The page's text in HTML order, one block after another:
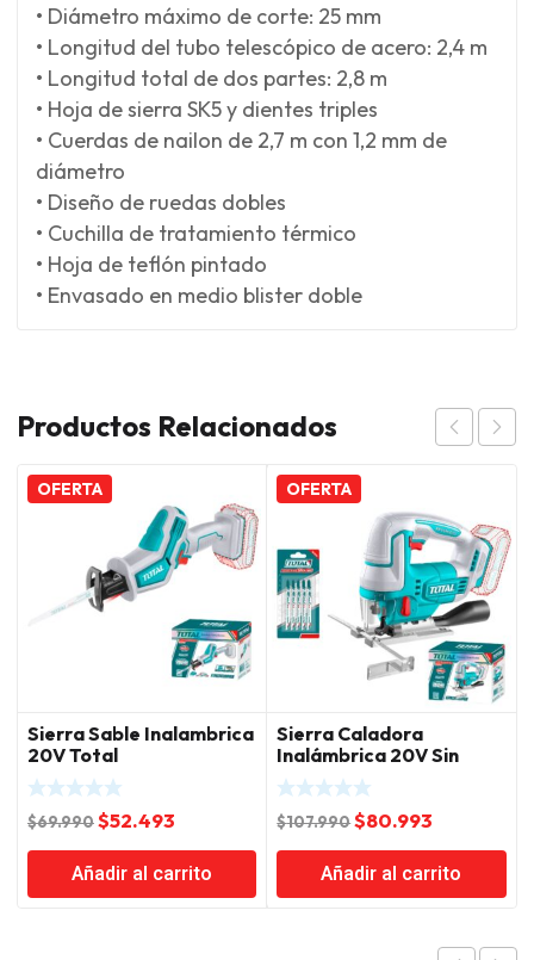
• Diámetro máximo de corte: 25 mm
• Longitud del tubo telescópico de acero: 2,4 m
• Longitud total de dos partes: 2,8 m
• Hoja de sierra SK5 y dientes triples
• Cuerdas de nailon de 2,7 m con 1,2 mm de
diámetro
• Diseño de ruedas dobles
• Cuchilla de tratamiento térmico
• Hoja de teflón pintado
• Envasado en medio blister doble
Productos Relacionados
OFERTA
Sierra Sable Inalambrica
20V Total
$69.990El
precio
original
era:
$52.493
precio
actual
es:
Añadir al carrito
OFERTA
Sierra Caladora
Inalámbrica 20V Sin
batería y Cargador
Total
$107.990El
precio
original
era:
$80.993
precio
actual
es:
Añadir al carrito